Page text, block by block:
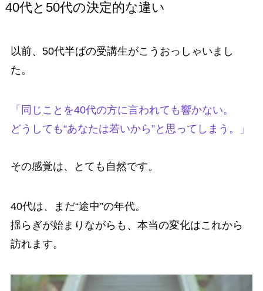
40代と50代の決定的な違い
以前、50代半ばの受講生がこうおっしゃいまし
た。
「同じことを40代の方に言われても響かない。
どうしても“あなたは若いから”と思ってしまう。」
その感覚は、とても自然です。
40代は、まだ“途中”の年代。
揺らぎが始まりながらも、本当の変化はこれから
訪れます。